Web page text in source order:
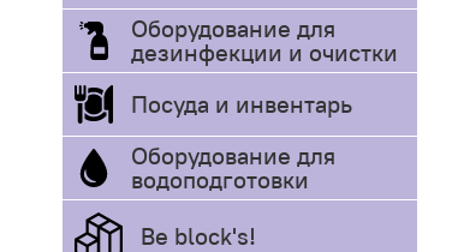
Оборудование для
дезинфекции и очистки
Посуда и инвентарь
Оборудование для
водоподготовки
Be block's!